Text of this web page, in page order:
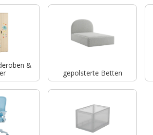
&
gepolsterte Betten